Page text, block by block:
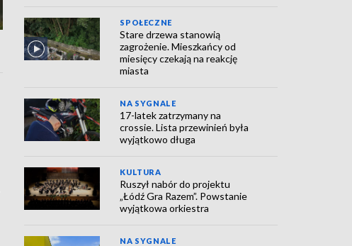
SPOŁECZNE
Stare drzewa stanowią
zagrożenie. Mieszkańcy od
miesięcy czekają na reakcję
miasta
NA SYGNALE
17-latek zatrzymany na
crossie. Lista przewinień była
wyjątkowo długa
KULTURA
Ruszył nabór do projektu
„Łódź Gra Razem”. Powstanie
wyjątkowa orkiestra
NA SYGNALE